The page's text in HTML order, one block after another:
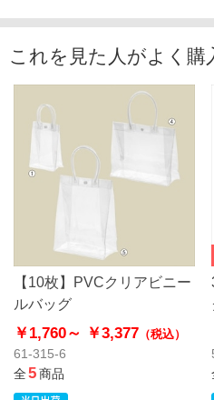
これを見た人がよく購
【10枚】PVCクリアビニー
ルバッグ
￥1,760～ ￥3,377 （税込）
61-315-6
全5商品